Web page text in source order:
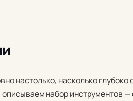
настолько, насколько
описываем набор инструментов